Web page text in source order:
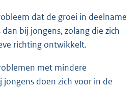
dat de groei in deelname
bij jongens, zolang die zich
richting ontwikkelt.
met mindere
jongens doen zich voor in de